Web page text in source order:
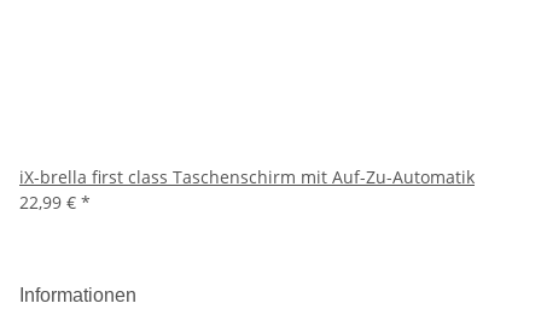
iX-brella first class Taschenschirm mit Auf-Zu-Automatik
22,99 € *
Informationen